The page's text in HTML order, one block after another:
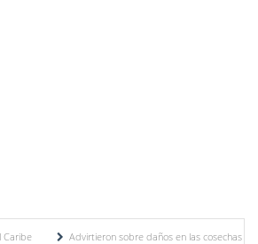
Advirtieron sobre daños en las cosechas de los Andes